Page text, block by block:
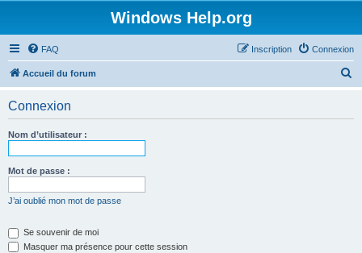
Windows Help.org
FAQ Connexion
Inscription
Accueil du forum
Connexion
Nom d’utilisateur :
Mot de passe :
J’ai oublié mon mot de passe
Se souvenir de moi
Masquer ma présence pour cette session